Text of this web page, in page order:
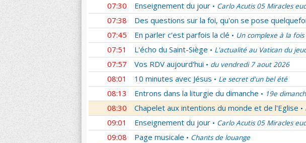
07:30 Enseignement du jour • Carlo Acutis 05 Miracles
07:38 Des questions sur la foi, qu'on se pose
07:45 En parler c'est parfois la clé • Un complexe à la fois
07:51 L'écho du Saint-Siège • L'actualité au Vatican du
07:57 Vos RDV aujourd'hui • du vendredi 7 aout 2026
08:01 10 minutes avec Jésus • Le secret d'un bel été
08:13 Entrons dans la liturgie du dimanche • 19e
08:30 Chapelet aux intentions du monde et de l'Eglise •
09:01 Enseignement du jour • Carlo Acutis 05 Miracles
09:08 Page musicale • Chants de louange